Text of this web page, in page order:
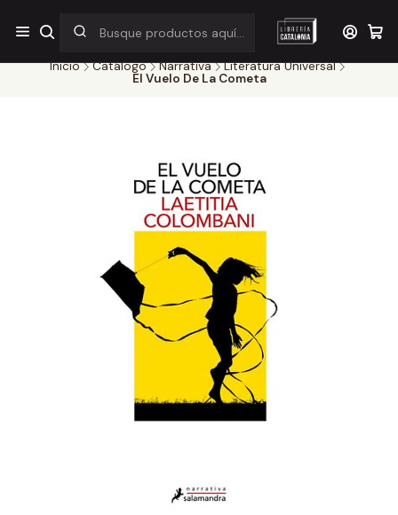
¡Por pocos días! Despacho a $1.000 en RM por compras sobre
$38.000
Inicio Catálogo Narrativa
Literatura Universal
El Vuelo De La Cometa